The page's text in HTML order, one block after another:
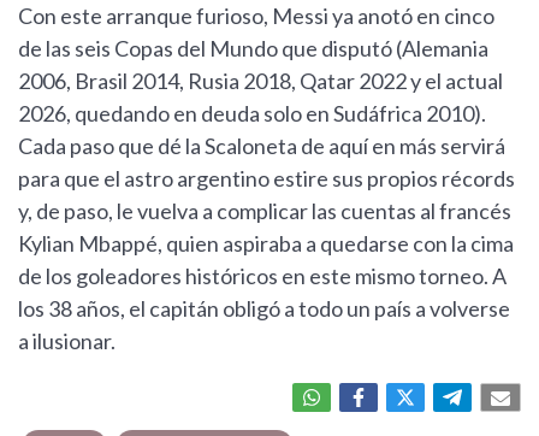
Con este arranque furioso, Messi ya anotó en cinco
de las seis Copas del Mundo que disputó (Alemania
2006, Brasil 2014, Rusia 2018, Qatar 2022 y el actual
2026, quedando en deuda solo en Sudáfrica 2010).
Cada paso que dé la Scaloneta de aquí en más servirá
para que el astro argentino estire sus propios récords
y, de paso, le vuelva a complicar las cuentas al francés
Kylian Mbappé, quien aspiraba a quedarse con la cima
de los goleadores históricos en este mismo torneo. A
los 38 años, el capitán obligó a todo un país a volverse
a ilusionar.